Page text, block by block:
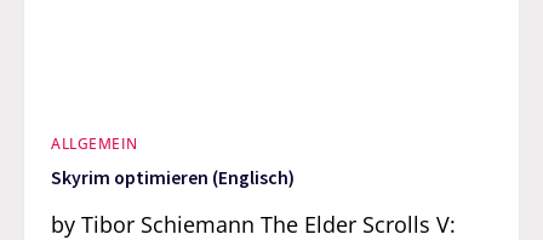
ALLGEMEIN
Skyrim optimieren (Englisch)
by Tibor Schiemann The Elder Scrolls V: